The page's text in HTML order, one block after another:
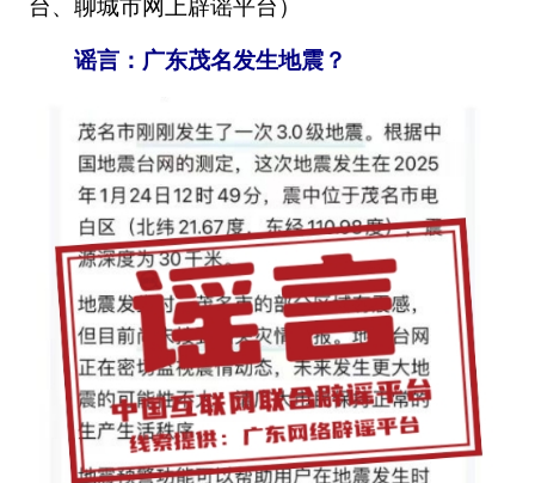
台、聊城市网上辟谣平台）
谣言：广东茂名发生地震？